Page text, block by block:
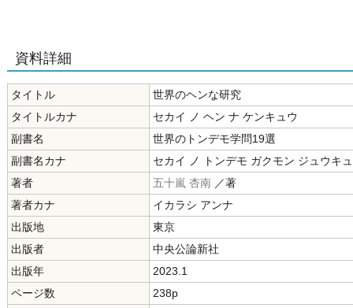
資料詳細
タイトル
世界のヘンな研究
タイトルカナ
セカイ ノ ヘン ナ ケンキュウ
副書名
世界のトンデモ学問19選
副書名カナ
セカイ ノ トンデモ ガクモン ジュウキ
著者
五十嵐 杏南 ／著
著者カナ
イカラシ アンナ
出版地
東京
出版者
中央公論新社
出版年
2023.1
ページ数
238p